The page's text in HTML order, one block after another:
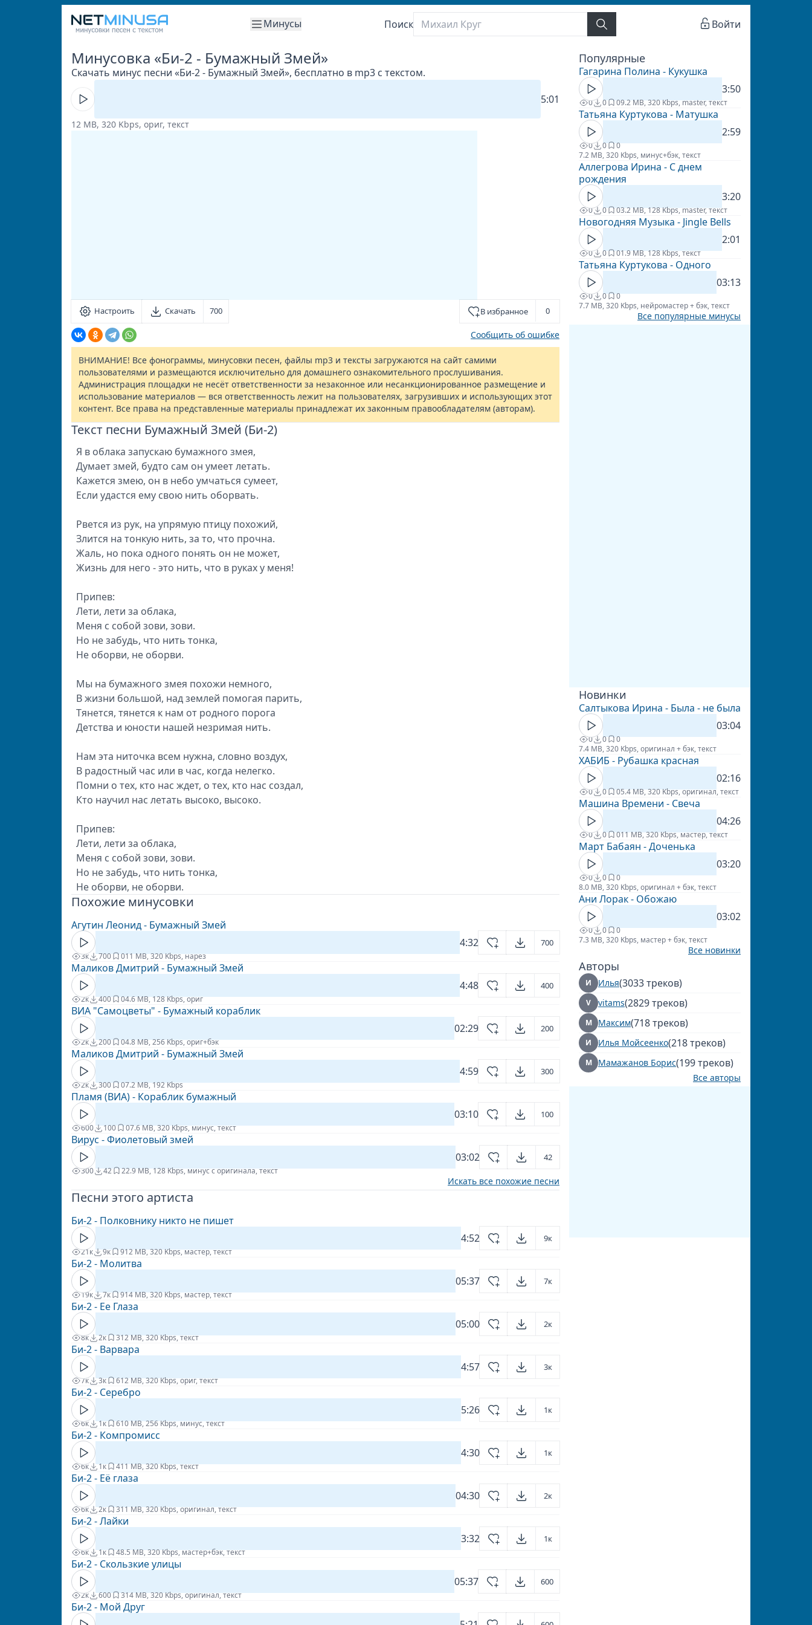
Минусы Поиск Войти
Минусовка «Би-2 - Бумажный Змей»
Скачать минус песни «Би-2 - Бумажный Змей», бесплатно в mp3 с текстом.
5:01
12 MB, 320 Kbps, ориг, текст
Настроить Скачать 700 В избранное 0
Сообщить об ошибке
ВНИМАНИЕ! Все фонограммы, минусовки песен, файлы mp3 и тексты загружаются на сайт самими
пользователями и размещаются исключительно для домашнего ознакомительного прослушивания.
Администрация площадки не несёт ответственности за незаконное или несанкционированное размещение и
использование материалов — вся ответственность лежит на пользователях, загрузивших и использующих этот
контент. Все права на представленные материалы принадлежат их законным правообладателям (авторам).
Текст песни Бумажный Змей (Би-2)
Я в облака запускаю бумажного змея,
Думает змей, будто сам он умеет летать.
Кажется змею, он в небо умчаться сумеет,
Если удастся ему свою нить оборвать.
Рвется из рук, на упрямую птицу похожий,
Злится на тонкую нить, за то, что прочна.
Жаль, но пока одного понять он не может,
Жизнь для него - это нить, что в руках у меня!
Припев:
Лети, лети за облака,
Меня с собой зови, зови.
Но не забудь, что нить тонка,
Не оборви, не оборви.
Мы на бумажного змея похожи немного,
В жизни большой, над землей помогая парить,
Тянется, тянется к нам от родного порога
Детства и юности нашей незримая нить.
Нам эта ниточка всем нужна, словно воздух,
В радостный час или в час, когда нелегко.
Помни о тех, кто нас ждет, о тех, кто нас создал,
Кто научил нас летать высоко, высоко.
Припев:
Лети, лети за облака,
Меня с собой зови, зови.
Но не забудь, что нить тонка,
Не оборви, не оборви.
Похожие минусовки
Агутин Леонид - Бумажный Змей
4:32
700
3к 700 011 MB, 320 Kbps, нарез
Маликов Дмитрий - Бумажный Змей
4:48
400
2к 400 04.6 MB, 128 Kbps, ориг
ВИА "Самоцветы" - Бумажный кораблик
02:29
200
2к 200 04.8 MB, 256 Kbps, ориг+бэк
Маликов Дмитрий - Бумажный Змей
4:59
300
2к 300 07.2 MB, 192 Kbps
Пламя (ВИА) - Кораблик бумажный
03:10
100
600 100 07.6 MB, 320 Kbps, минус, текст
Вирус - Фиолетовый змей
03:02
42
300 42 22.9 MB, 128 Kbps, минус с оригинала, текст
Искать все похожие песни
Песни этого артиста
Би-2 - Полковнику никто не пишет
4:52
9к
21к 9к 912 MB, 320 Kbps, мастер, текст
Би-2 - Молитва
05:37
7к
19к 7к 914 MB, 320 Kbps, мастер, текст
Би-2 - Ее Глаза
05:00
2к
8к 2к 312 MB, 320 Kbps, текст
Би-2 - Варвара
4:57
3к
7к 3к 612 MB, 320 Kbps, ориг, текст
Би-2 - Серебро
5:26
1к
6к 1к 610 MB, 256 Kbps, минус, текст
Би-2 - Компромисс
4:30
1к
6к 1к 411 MB, 320 Kbps, текст
Би-2 - Её глаза
04:30
2к
6к 2к 311 MB, 320 Kbps, оригинал, текст
Би-2 - Лайки
3:32
1к
6к 1к 48.5 MB, 320 Kbps, мастер+бэк, текст
Би-2 - Скользкие улицы
05:37
600
2к 600 314 MB, 320 Kbps, оригинал, текст
Би-2 - Мой Друг
Популярные
Гагарина Полина - Кукушка
3:50
0 0 09.2 MB, 320 Kbps, master, текст
Татьяна Куртукова - Матушка
2:59
0 0
0
7.2 MB, 320 Kbps, минус+бэк, текст
Аллегрова Ирина - С днем
рождения
3:20
0 0 03.2 MB, 128 Kbps, master, текст
Новогодняя Музыка - Jingle Bells
2:01
0 0 01.9 MB, 128 Kbps, текст
Татьяна Куртукова - Одного
03:13
0 0
0
7.7 MB, 320 Kbps, нейромастер + бэк, текст
Все популярные минусы
Новинки
Салтыкова Ирина - Была - не была
03:04
0 0
0
7.4 MB, 320 Kbps, оригинал + бэк, текст
ХАБИБ - Рубашка красная
02:16
0 0 05.4 MB, 320 Kbps, оригинал, текст
Машина Времени - Свеча
04:26
0 0 011 MB, 320 Kbps, мастер, текст
Март Бабаян - Доченька
03:20
0 0
0
8.0 MB, 320 Kbps, оригинал + бэк, текст
Ани Лорак - Обожаю
03:02
0 0
0
7.3 MB, 320 Kbps, мастер + бэк, текст
Все новинки
Авторы
И Илья(3033 треков)
V vitams(2829 треков)
М Максим(718 треков)
И Илья Мойсеенко(218 треков)
М Мамажанов Борис(199 треков)
Все авторы